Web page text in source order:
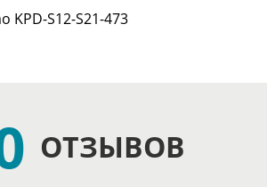
KPD-S12-S21-473
ОТЗЫВОВ